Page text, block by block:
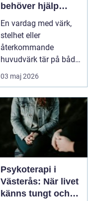
behöver hjälp
tillbaka
En vardag med värk,
stelhet eller
återkommande
huvudvärk tär på både
ork och humör. Många
03 maj 2026
Psykoterapi i
Västerås: När livet
känns tungt och